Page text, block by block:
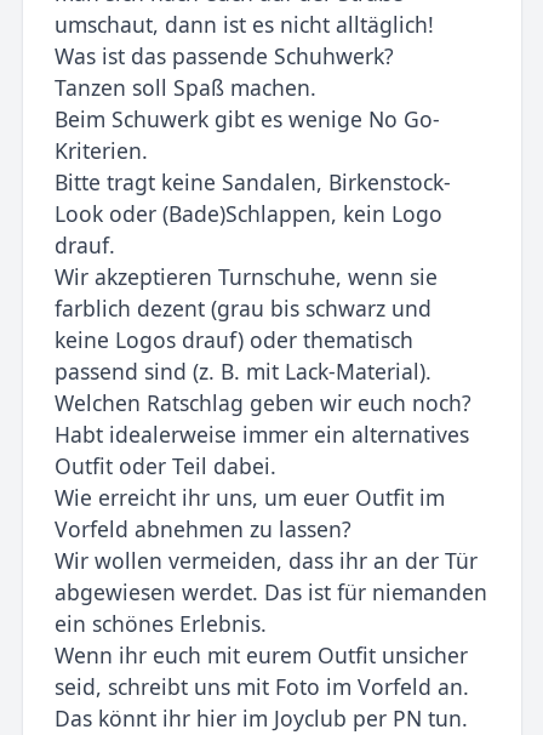
umschaut, dann ist es nicht alltäglich!
Was ist das passende Schuhwerk?
Tanzen soll Spaß machen.
Beim Schuwerk gibt es wenige No Go-
Kriterien.
Bitte tragt keine Sandalen, Birkenstock-
Look oder (Bade)Schlappen, kein Logo
drauf.
Wir akzeptieren Turnschuhe, wenn sie
farblich dezent (grau bis schwarz und
keine Logos drauf) oder thematisch
passend sind (z. B. mit Lack-Material).
Welchen Ratschlag geben wir euch noch?
Habt idealerweise immer ein alternatives
Outfit oder Teil dabei.
Wie erreicht ihr uns, um euer Outfit im
Vorfeld abnehmen zu lassen?
Wir wollen vermeiden, dass ihr an der Tür
abgewiesen werdet. Das ist für niemanden
ein schönes Erlebnis.
Wenn ihr euch mit eurem Outfit unsicher
seid, schreibt uns mit Foto im Vorfeld an.
Das könnt ihr hier im Joyclub per PN tun.